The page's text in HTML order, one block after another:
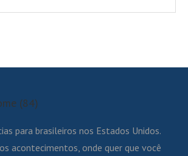
para brasileiros nos Estados Unidos.
acontecimentos, onde quer que você